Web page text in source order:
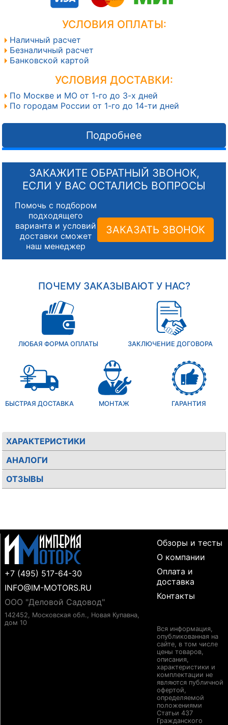
УСЛОВИЯ ОПЛАТЫ:
Наличный расчет
Безналичный расчет
Банковской картой
УСЛОВИЯ ДОСТАВКИ:
По Москве и МО от 1-го до 3-х дней
По городам России от 1-го до 14-ти дней
Подробнее
ЗАКАЖИТЕ ОБРАТНЫЙ ЗВОНОК,
ЕСЛИ У ВАС ОСТАЛИСЬ ВОПРОСЫ
Помочь с подбором
подходящего
варианта и условий
доставки сможет
наш менеджер
ЗАКАЗАТЬ ЗВОНОК
ПОЧЕМУ ЗАКАЗЫВАЮТ У НАС?
ЛЮБАЯ ФОРМА ОПЛАТЫ ЗАКЛЮЧЕНИЕ ДОГОВОРА
БЫСТРАЯ ДОСТАВКА МОНТАЖ ГАРАНТИЯ
ХАРАКТЕРИСТИКИ
АНАЛОГИ
ОТЗЫВЫ
+7 (495) 517-64-30
INFO@IM-MOTORS.RU
ООО "Деловой Садовод"
142452, Московская обл., Новая Купавна,
дом 10
Обзоры и тесты
О компании
Оплата и
доставка
Контакты
Вся информация,
опубликованная на
сайте, в том числе
цены товаров,
описания,
характеристики и
комплектации не
являются публичной
офертой,
определяемой
положениями
Статьи 437
Гражданского